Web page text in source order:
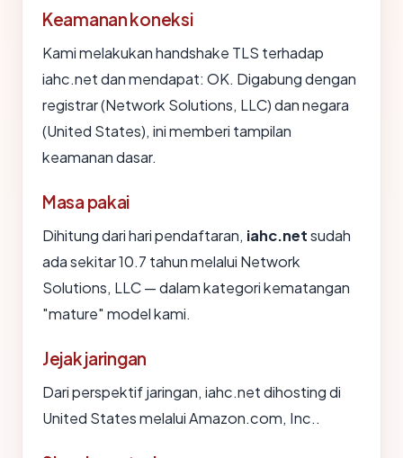
Keamanan koneksi
Kami melakukan handshake TLS terhadap
iahc.net dan mendapat: OK. Digabung dengan
registrar (Network Solutions, LLC) dan negara
(United States), ini memberi tampilan
keamanan dasar.
Masa pakai
Dihitung dari hari pendaftaran, iahc.netsudah
ada sekitar 10.7 tahun melalui Network
Solutions, LLC — dalam kategori kematangan
"mature" model kami.
Jejak jaringan
Dari perspektif jaringan, iahc.net dihosting di
United States melalui Amazon.com, Inc..